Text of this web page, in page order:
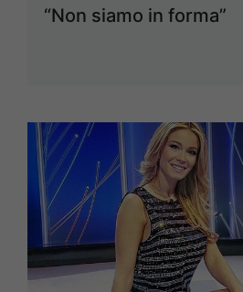
“Non siamo in forma”